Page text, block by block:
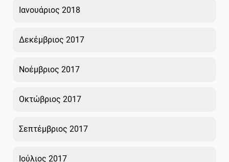
Ιανουάριος 2018
Δεκέμβριος 2017
Νοέμβριος 2017
Οκτώβριος 2017
Σεπτέμβριος 2017
Ιούλιος 2017